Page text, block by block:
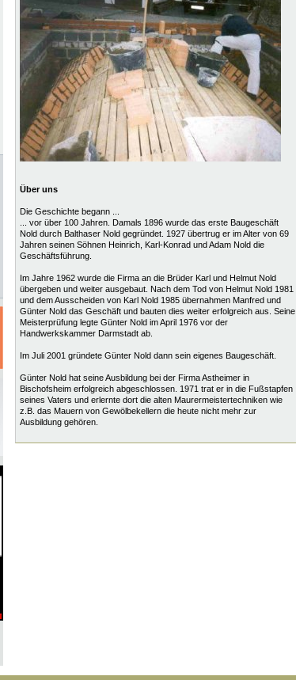
Über uns
Die Geschichte begann ...
... vor über 100 Jahren. Damals 1896 wurde das erste Baugeschäft
Nold durch Balthaser Nold gegründet. 1927 übertrug er im Alter von 69
Jahren seinen Söhnen Heinrich, Karl-Konrad und Adam Nold die
Geschäftsführung.
Im Jahre 1962 wurde die Firma an die Brüder Karl und Helmut Nold
übergeben und weiter ausgebaut. Nach dem Tod von Helmut Nold 1981
und dem Ausscheiden von Karl Nold 1985 übernahmen Manfred und
Günter Nold das Geschäft und bauten dies weiter erfolgreich aus. Seine
Meisterprüfung legte Günter Nold im April 1976 vor der
Handwerkskammer Darmstadt ab.
Im Juli 2001 gründete Günter Nold dann sein eigenes Baugeschäft.
Günter Nold hat seine Ausbildung bei der Firma Astheimer in
Bischofsheim erfolgreich abgeschlossen. 1971 trat er in die Fußstapfen
seines Vaters und erlernte dort die alten Maurermeistertechniken wie
z.B. das Mauern von Gewölbekellern die heute nicht mehr zur
Ausbildung gehören.